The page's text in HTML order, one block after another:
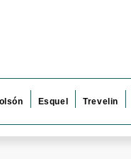
Esquel Trevelin